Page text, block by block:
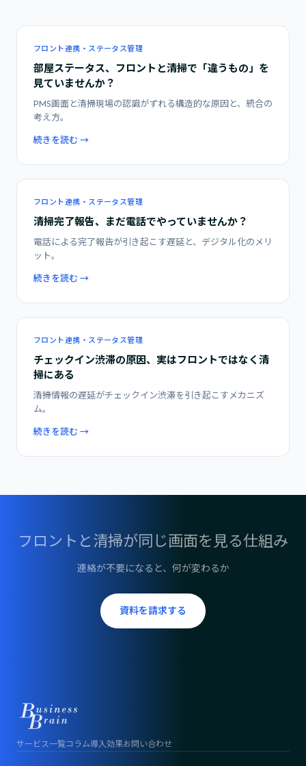
フロント連携・ステータス管理
部屋ステータス、フロントと清掃で「違うもの」を
見ていませんか？
PMS画面と清掃現場の認識がずれる構造的な原因と、統合の
考え方。
続きを読む →
フロント連携・ステータス管理
清掃完了報告、まだ電話でやっていませんか？
電話による完了報告が引き起こす遅延と、デジタル化のメリ
ット。
続きを読む →
フロント連携・ステータス管理
チェックイン渋滞の原因、実はフロントではなく清
掃にある
清掃情報の遅延がチェックイン渋滞を引き起こすメカニズ
ム。
続きを読む →
フロントと清掃が同じ画面を見る仕組み
連絡が不要になると、何が変わるか
資料を請求する
サービス一覧コラム導入効果お問い合わせ